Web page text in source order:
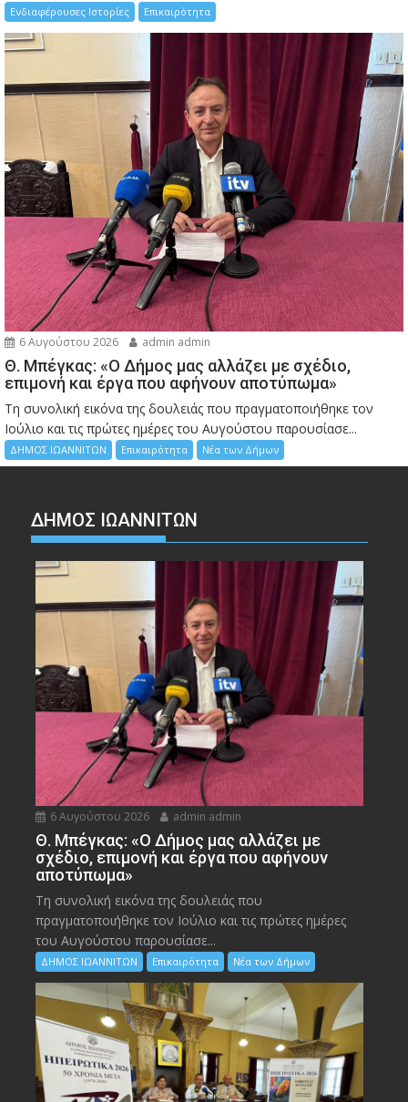
Ενδιαφέρουσες Ιστορίες Επικαιρότητα
6 Αυγούστου 2026 admin admin
Θ. Μπέγκας: «Ο Δήμος μας αλλάζει με σχέδιο,
επιμονή και έργα που αφήνουν αποτύπωμα»
Τη συνολική εικόνα της δουλειάς που πραγματοποιήθηκε τον
Ιούλιο και τις πρώτες ημέρες του Αυγούστου παρουσίασε...
ΔΗΜΟΣ ΙΩΑΝΝΙΤΩΝ Επικαιρότητα Νέα των Δήμων
ΔΗΜΟΣ ΙΩΑΝΝΙΤΩΝ
6 Αυγούστου 2026 admin admin
Θ. Μπέγκας: «Ο Δήμος μας αλλάζει με
σχέδιο, επιμονή και έργα που αφήνουν
αποτύπωμα»
Τη συνολική εικόνα της δουλειάς που
πραγματοποιήθηκε τον Ιούλιο και τις πρώτες ημέρες
του Αυγούστου παρουσίασε...
ΔΗΜΟΣ ΙΩΑΝΝΙΤΩΝ Επικαιρότητα Νέα των Δήμων